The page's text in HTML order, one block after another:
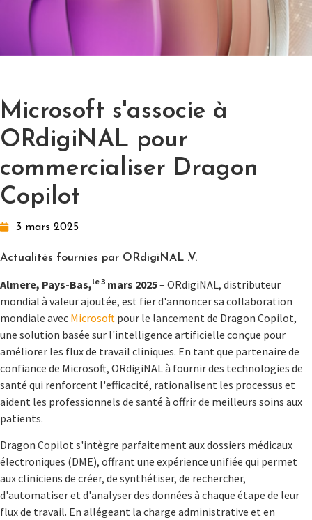
Microsoft s'associe à
ORdigiNAL pour
commercialiser Dragon
Copilot
3 mars 2025
Actualités fournies par ORdigiNAL .V.
Almere, Pays-Bas,le 3 mars 2025– ORdigiNAL, distributeur
mondial à valeur ajoutée, est fier d'annoncer sa collaboration
mondiale avec Microsoft pour le lancement de Dragon Copilot,
une solution basée sur l'intelligence artificielle conçue pour
améliorer les flux de travail cliniques. En tant que partenaire de
confiance de Microsoft, ORdigiNAL à fournir des technologies de
santé qui renforcent l'efficacité, rationalisent les processus et
aident les professionnels de santé à offrir de meilleurs soins aux
patients.
Dragon Copilot s'intègre parfaitement aux dossiers médicaux
électroniques (DME), offrant une expérience unifiée qui permet
aux cliniciens de créer, de synthétiser, de rechercher,
d'automatiser et d'analyser des données à chaque étape de leur
flux de travail. En allégeant la charge administrative et en